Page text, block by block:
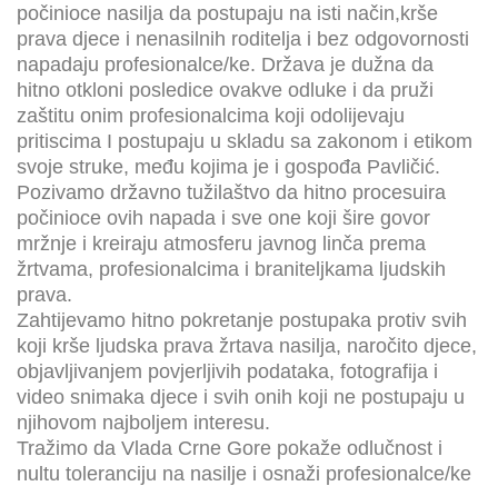
počinioce nasilja da postupaju na isti način,krše
prava djece i nenasilnih roditelja i bez odgovornosti
napadaju profesionalce/ke. Država je dužna da
hitno otkloni posledice ovakve odluke i da pruži
zaštitu onim profesionalcima koji odolijevaju
pritiscima I postupaju u skladu sa zakonom i etikom
svoje struke, među kojima je i gospođa Pavličić.
Pozivamo državno tužilaštvo da hitno procesuira
počinioce ovih napada i sve one koji šire govor
mržnje i kreiraju atmosferu javnog linča prema
žrtvama, profesionalcima i braniteljkama ljudskih
prava.
Zahtijevamo hitno pokretanje postupaka protiv svih
koji krše ljudska prava žrtava nasilja, naročito djece,
objavljivanjem povjerljivih podataka, fotografija i
video snimaka djece i svih onih koji ne postupaju u
njihovom najboljem interesu.
Tražimo da Vlada Crne Gore pokaže odlučnost i
nultu toleranciju na nasilje i osnaži profesionalce/ke